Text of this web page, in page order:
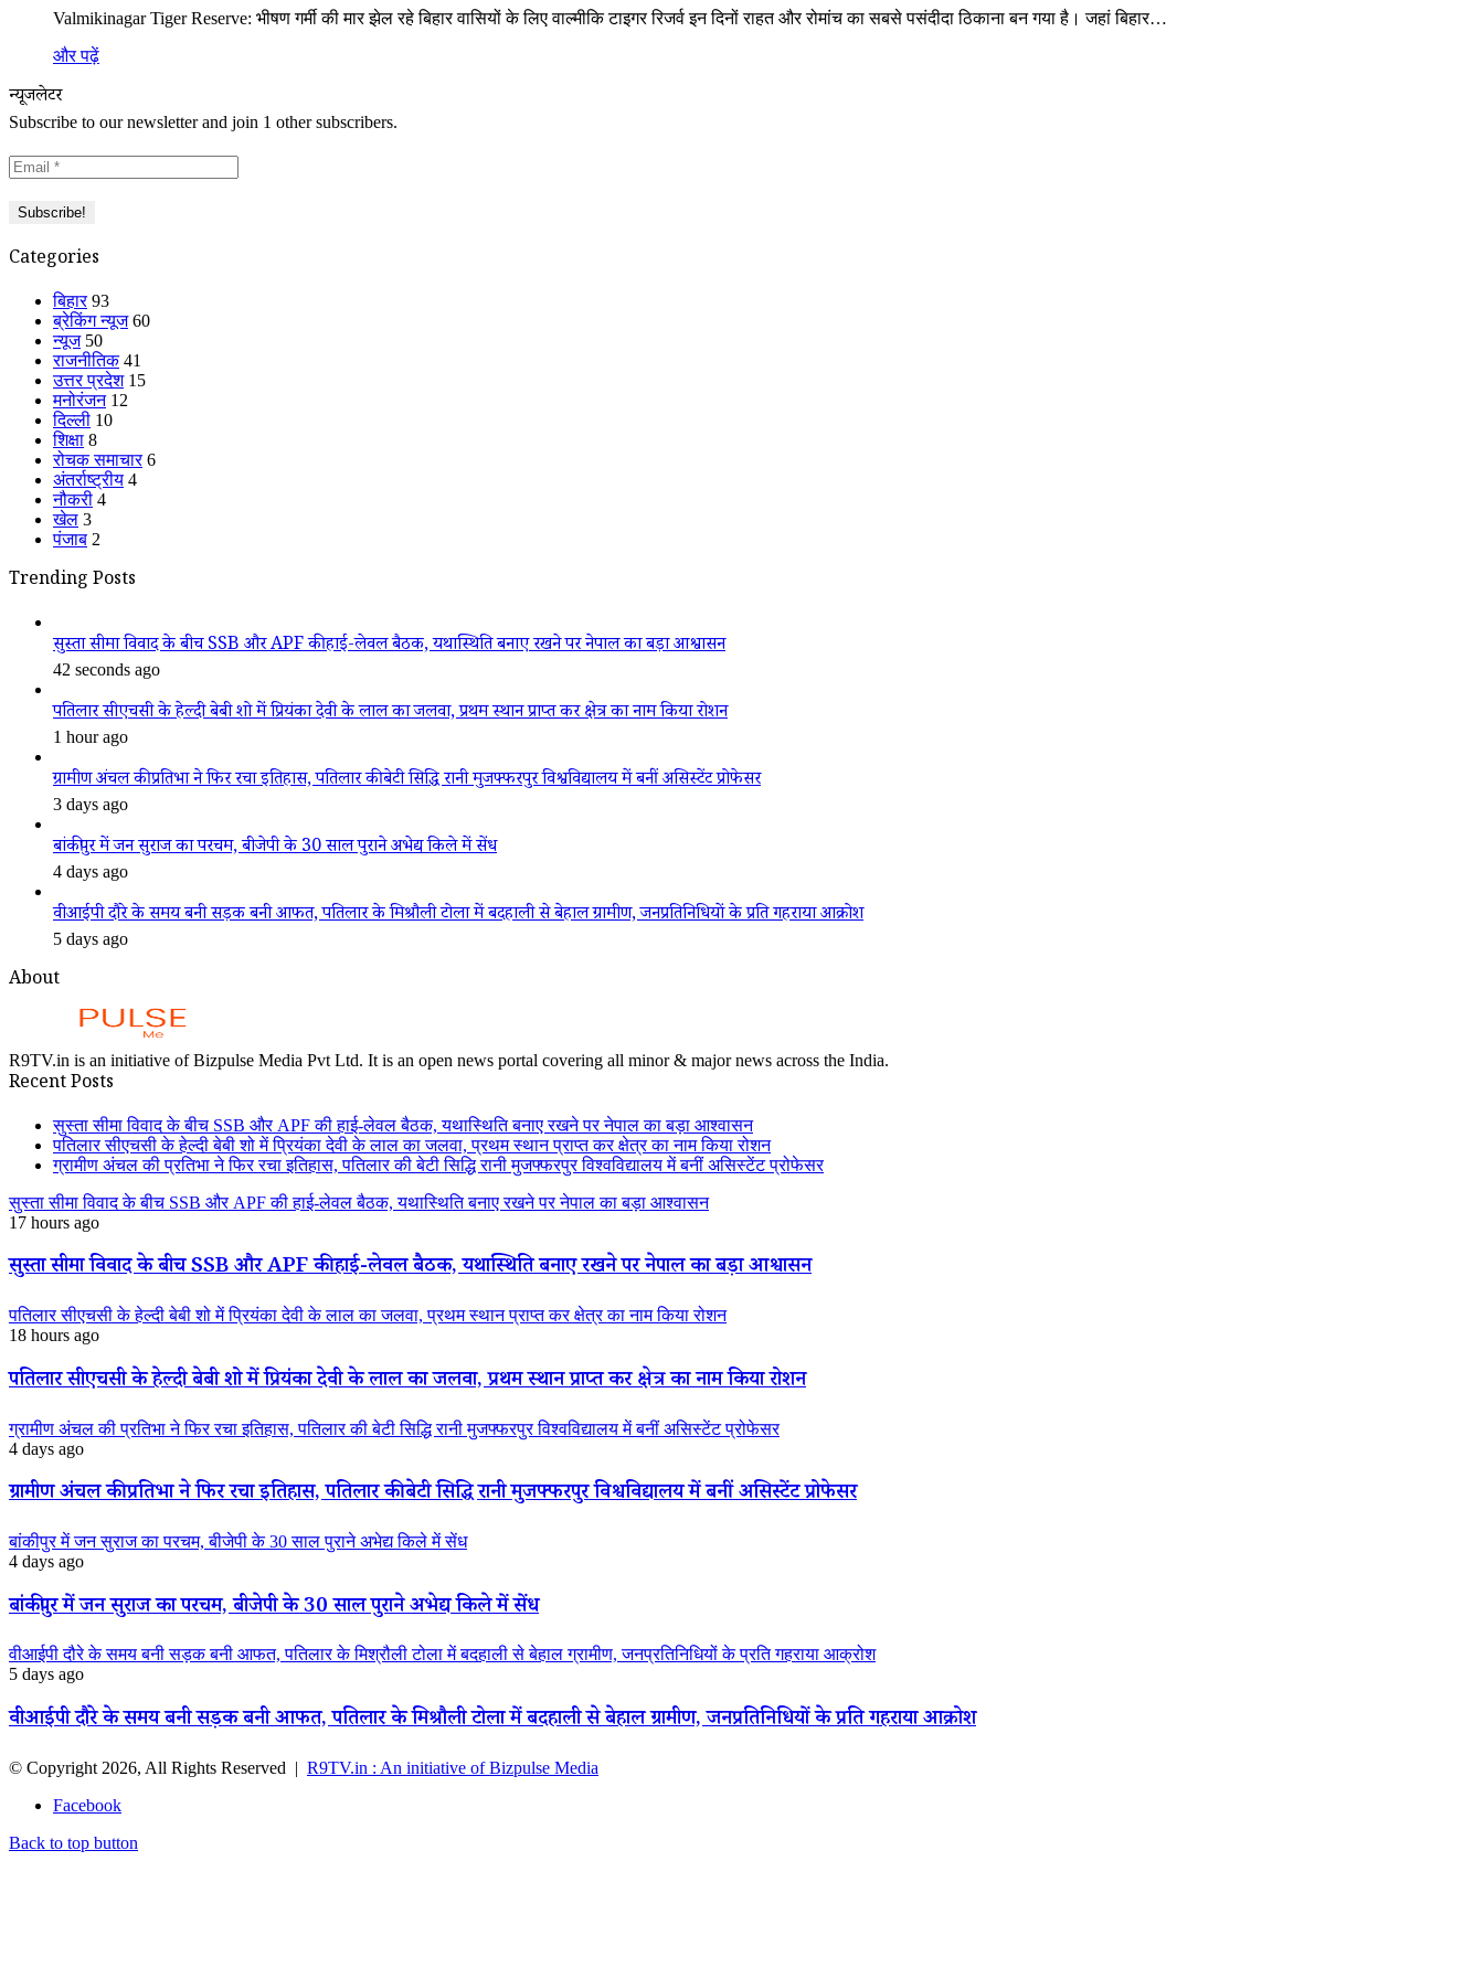
Valmikinagar Tiger Reserve: भीषण गर्मी की मार झेल रहे बिहार वासियों के लिए वाल्मीकि टाइगर रिजर्व इन दिनों राहत और रोमांच का सबसे पसंदीदा ठिकाना बन गया है। जहां बिहार…
और पढ़ें
न्यूजलेटर
Subscribe to our newsletter and join 1 other subscribers.
Categories
बिहार 93
ब्रेकिंग न्यूज 60
न्यूज 50
राजनीतिक 41
उत्तर प्रदेश 15
मनोरंजन 12
दिल्ली 10
शिक्षा 8
रोचक समाचार 6
अंतर्राष्ट्रीय 4
नौकरी 4
खेल 3
पंजाब 2
Trending Posts
सुस्ता सीमा विवाद के बीच SSB और APF की हाई-लेवल बैठक, यथास्थिति बनाए रखने पर नेपाल का बड़ा आश्वासन
42 seconds ago
पतिलार सीएचसी के हेल्दी बेबी शो में प्रियंका देवी के लाल का जलवा, प्रथम स्थान प्राप्त कर क्षेत्र का नाम किया रोशन
1 hour ago
ग्रामीण अंचल की प्रतिभा ने फिर रचा इतिहास, पतिलार की बेटी सिद्धि रानी मुजफ्फरपुर विश्वविद्यालय में बनीं असिस्टेंट प्रोफेसर
3 days ago
बांकीपुर में जन सुराज का परचम, बीजेपी के 30 साल पुराने अभेद्य किले में सेंध
4 days ago
वीआईपी दौरे के समय बनी सड़क बनी आफत, पतिलार के मिश्रौली टोला में बदहाली से बेहाल ग्रामीण, जनप्रतिनिधियों के प्रति गहराया आक्रोश
5 days ago
About
R9TV.in is an initiative of Bizpulse Media Pvt Ltd. It is an open news portal covering all minor & major news across the India.
Recent Posts
सुस्ता सीमा विवाद के बीच SSB और APF की हाई-लेवल बैठक, यथास्थिति बनाए रखने पर नेपाल का बड़ा आश्वासन
पतिलार सीएचसी के हेल्दी बेबी शो में प्रियंका देवी के लाल का जलवा, प्रथम स्थान प्राप्त कर क्षेत्र का नाम किया रोशन
ग्रामीण अंचल की प्रतिभा ने फिर रचा इतिहास, पतिलार की बेटी सिद्धि रानी मुजफ्फरपुर विश्वविद्यालय में बनीं असिस्टेंट प्रोफेसर
सुस्ता सीमा विवाद के बीच SSB और APF की हाई-लेवल बैठक, यथास्थिति बनाए रखने पर नेपाल का बड़ा आश्वासन
17 hours ago
सुस्ता सीमा विवाद के बीच SSB और APF की हाई-लेवल बैठक, यथास्थिति बनाए रखने पर नेपाल का बड़ा आश्वासन
पतिलार सीएचसी के हेल्दी बेबी शो में प्रियंका देवी के लाल का जलवा, प्रथम स्थान प्राप्त कर क्षेत्र का नाम किया रोशन
18 hours ago
पतिलार सीएचसी के हेल्दी बेबी शो में प्रियंका देवी के लाल का जलवा, प्रथम स्थान प्राप्त कर क्षेत्र का नाम किया रोशन
ग्रामीण अंचल की प्रतिभा ने फिर रचा इतिहास, पतिलार की बेटी सिद्धि रानी मुजफ्फरपुर विश्वविद्यालय में बनीं असिस्टेंट प्रोफेसर
4 days ago
ग्रामीण अंचल की प्रतिभा ने फिर रचा इतिहास, पतिलार की बेटी सिद्धि रानी मुजफ्फरपुर विश्वविद्यालय में बनीं असिस्टेंट प्रोफेसर
बांकीपुर में जन सुराज का परचम, बीजेपी के 30 साल पुराने अभेद्य किले में सेंध
4 days ago
बांकीपुर में जन सुराज का परचम, बीजेपी के 30 साल पुराने अभेद्य किले में सेंध
वीआईपी दौरे के समय बनी सड़क बनी आफत, पतिलार के मिश्रौली टोला में बदहाली से बेहाल ग्रामीण, जनप्रतिनिधियों के प्रति गहराया आक्रोश
5 days ago
वीआईपी दौरे के समय बनी सड़क बनी आफत, पतिलार के मिश्रौली टोला में बदहाली से बेहाल ग्रामीण, जनप्रतिनिधियों के प्रति गहराया आक्रोश
© Copyright 2026, All Rights Reserved | R9TV.in : An initiative of Bizpulse Media
Facebook
Back to top button